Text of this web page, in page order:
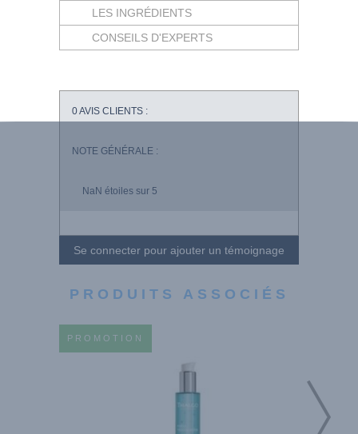
LES INGRÉDIENTS
CONSEILS D'EXPERTS
0AVIS CLIENTS :
NOTE GÉNÉRALE :
NaN étoiles sur 5
Se connecter pour ajouter un témoignage
PRODUITS ASSOCIÉS
PROMOTION